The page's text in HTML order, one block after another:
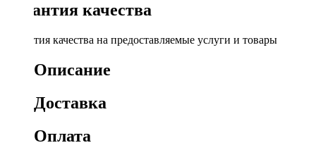
Гарантия качества
Гарантия качества на предоставляемые услуги и товары
Описание
Доставка
Оплата